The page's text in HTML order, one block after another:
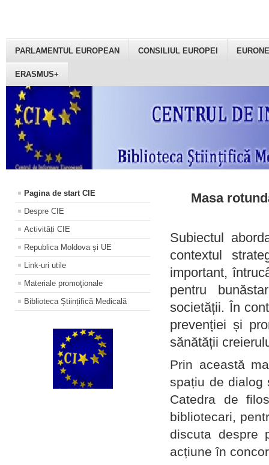
PARLAMENTUL EUROPEAN CONSILIUL EUROPEI
ERASMUS+
Pagina de start CIE
Despre CIE
Activități CIE
Republica Moldova și UE
Link-uri utile
Materiale promoţionale
Biblioteca Științifică Medicală
Masa
Subiectul
contextul
important,
pentru
societății. În
prevenției și
sănătății
Prin această
spațiu de dialog
Catedra de
bibliotecari,
discuta despre
acțiune în